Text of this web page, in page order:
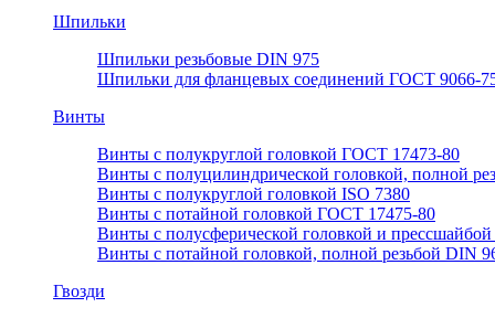
Шпильки
Шпильки резьбовые DIN 975
Шпильки для фланцевых соединений ГОСТ 9066-
Винты
Винты с полукруглой головкой ГОСТ 17473-80
Винты с полуцилиндрической головкой, полной
Винты с полукруглой головкой ISO 7380
Винты с потайной головкой ГОСТ 17475-80
Винты с полусферической головкой и
Винты с потайной головкой, полной резьбой DIN
Гвозди